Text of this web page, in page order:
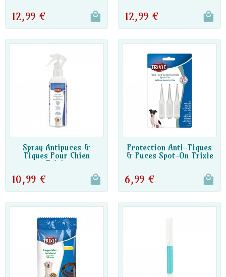
12,99 € 12,99 €
DISPO PARTENAIRE
Spray Antipuces &
Tiques Pour Chien
Trixie
10,99 €
DISPO PARTENAIRE
Protection Anti-Tiques
& Puces Spot-On Trixie
6,99 €